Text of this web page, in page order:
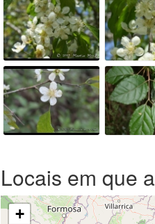
Locais em que
+